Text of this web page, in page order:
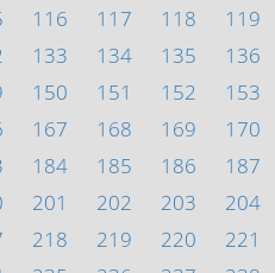
116 117 118 119
133 134 135 136
150 151 152 153
167 168 169 170
184 185 186 187
201 202 203 204
218 219 220 221